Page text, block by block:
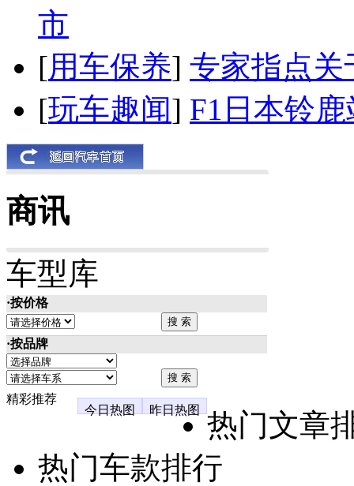
市
[用车保养] 专家指点关
[玩车趣闻] F1日本铃
商讯
车型库
·按价格
·按品牌
精彩推荐
今日热图
昨日热图
热门文章
热门车款排行